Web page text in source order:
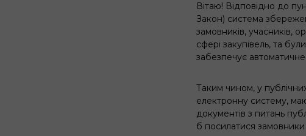
Вітаю! Відповідно до
Закон) система
замовників, учасників,
сфері закупівель, та
забезпечує
Таким чином, у
електронну систему,
документів з питань
б посилатися